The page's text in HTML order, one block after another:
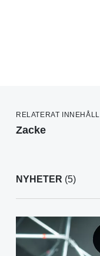
RELATERAT INNEHÅLL
Zacke
NYHETER (5)